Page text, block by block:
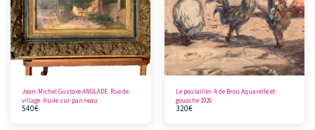
Jean-Michel Gustave ANGLADE. Rue de
village. Huile sur panneau
540€
Le poulailler. A de Brou Aquarelle et
gouache 1926
320€